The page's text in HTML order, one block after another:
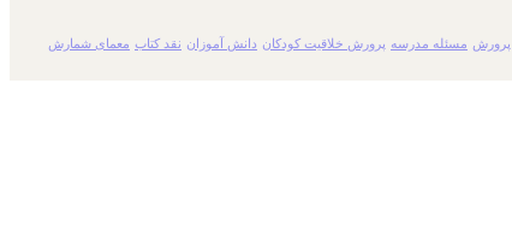
پرورش مسئله مدرسه پرورش خلاقیت کودکان دانش آموزان نقد کتاب معمای شمارش